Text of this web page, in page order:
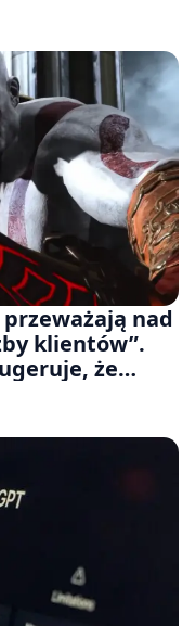
nad
klientów”.
że
z gier